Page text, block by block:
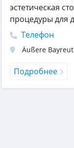
эстетическая
процедуры для
Телефон
Äußere
Подробнее